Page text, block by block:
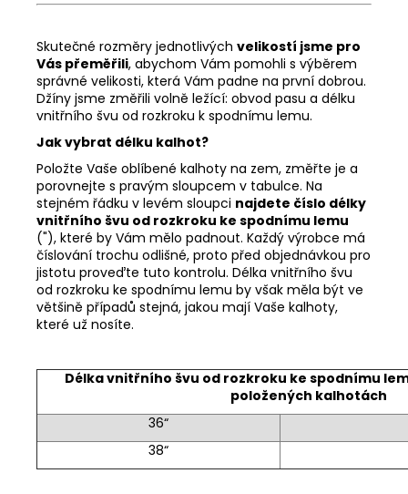
Skutečné rozměry jednotlivých velikostí jsme pro
Vás přeměřili, abychom Vám pomohli s výběrem
správné velikosti, která Vám padne na první dobrou.
Džíny jsme změřili volně ležící: obvod pasu a délku
vnitřního švu od rozkroku k spodnímu lemu.
Jak vybrat délku kalhot?
Položte Vaše oblíbené kalhoty na zem, změřte je a
porovnejte s pravým sloupcem v tabulce. Na
stejném řádku v levém sloupci najdete číslo délky
vnitřního švu od rozkroku ke spodnímu lemu
("), které by Vám mělo padnout. Každý výrobce má
číslování trochu odlišné, proto před objednávkou pro
jistotu proveďte tuto kontrolu. Délka vnitřního švu
od rozkroku ke spodnímu lemu by však měla být ve
většině případů stejná, jakou mají Vaše kalhoty,
které už nosíte.
Délka vnitřního švu od rozkroku ke spodnímu
položených kalhotách
36“
38“